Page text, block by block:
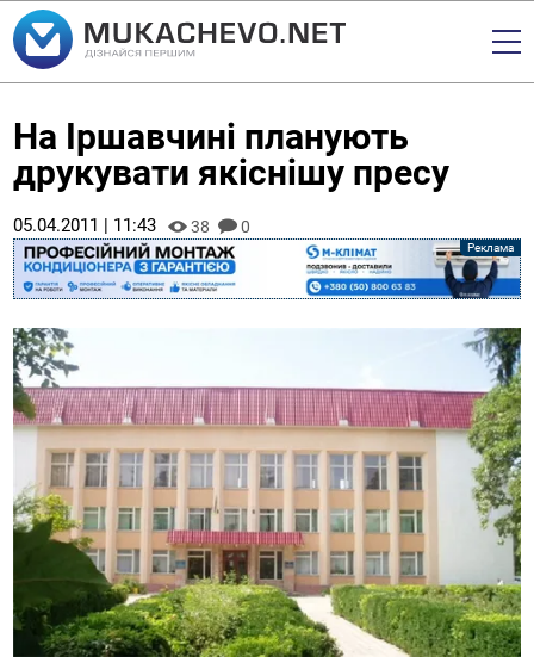
На Іршавчині планують
друкувати якіснішу пресу
05.04.2011 | 11:43 38 0